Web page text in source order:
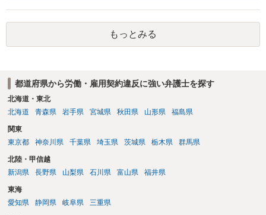
もっとみる
都道府県から労働・雇用契約違反に強い弁護士を探す
北海道・東北
北海道
青森県 岩手県 宮城県 秋田県 山形県 福島県
関東
東京都
神奈川県 千葉県 埼玉県 茨城県 栃木県 群馬県
北陸・甲信越
新潟県
長野県 山梨県 石川県 富山県 福井県
東海
愛知県
静岡県 岐阜県 三重県